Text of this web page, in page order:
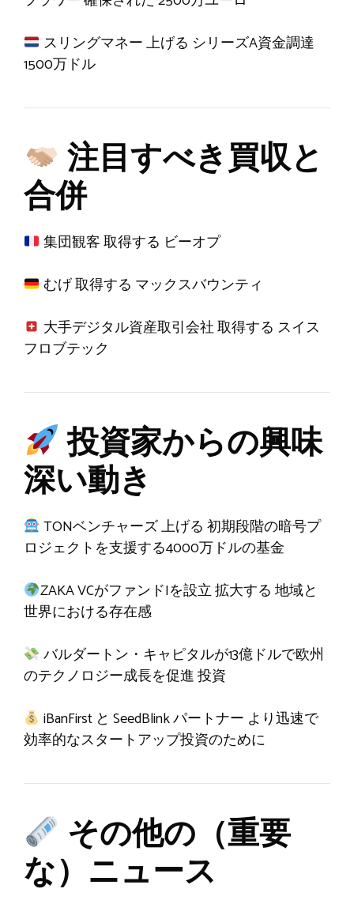
スリングマネー上げる シリーズA資金調達
1500万ドル
注目すべき買収と
合併
集団観客取得する ビーオプ
むげ取得する マックスバウンティ
大手デジタル資産取引会社取得する スイス
フロブテック
投資家からの興味
深い動き
TONベンチャーズ上げる 初期段階の暗号プ
ロジェクトを支援する4000万ドルの基金
ZAKA VCがファンドIを設立拡大する 地域と
世界における存在感
バルダートン・キャピタルが13億ドルで欧州
のテクノロジー成長を促進投資
iBanFirst と SeedBlinkパートナー より迅速で
効率的なスタートアップ投資のために
その他の（重要
な）ニュース